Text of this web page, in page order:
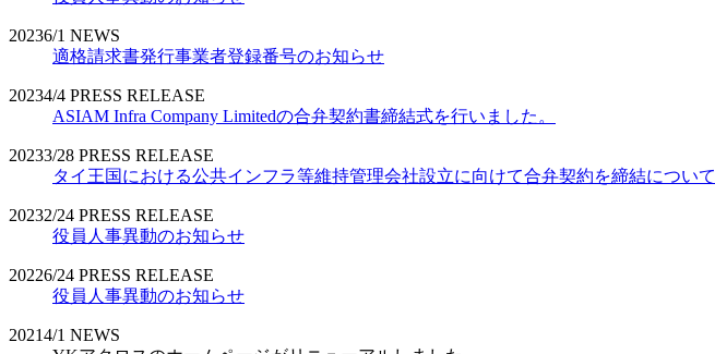
20236/1 NEWS
適格請求書発行事業者登録番号のお知らせ
20234/4 PRESS RELEASE
ASIAM Infra Company Limitedの合弁契約書締結式を行いました。
20233/28 PRESS RELEASE
タイ王国における公共インフラ等維持管理会社設立に向けて合弁契約を締結について
20232/24 PRESS RELEASE
役員人事異動のお知らせ
20226/24 PRESS RELEASE
役員人事異動のお知らせ
20214/1 NEWS